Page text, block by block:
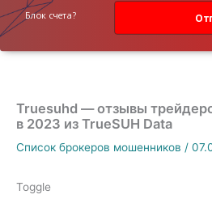
Блок счета?
Truesuhd — отзывы
в 2023 из TrueSUH Data
Список брокеров мошенников /
Toggle